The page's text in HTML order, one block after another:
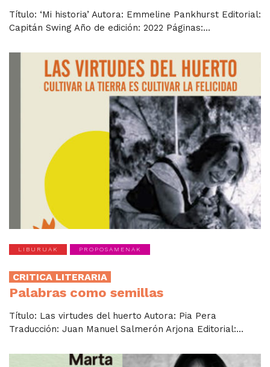
Título: ‘Mi historia’ Autora: Emmeline Pankhurst Editorial:
Capitán Swing Año de edición: 2022 Páginas:...
LIBURUAK PROPOSAMENAK
CRITICA LITERARIA
Palabras como semillas
Título: Las virtudes del huerto Autora: Pia Pera
Traducción: Juan Manuel Salmerón Arjona Editorial:...